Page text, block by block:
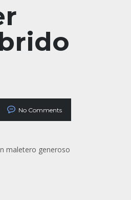
No Comments
maletero generoso